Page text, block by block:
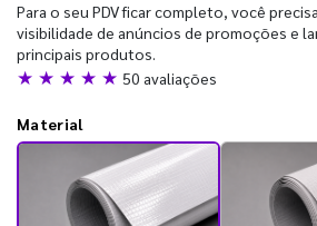
Para o seu PDV ficar completo, você
visibilidade de anúncios de promoções e
principais produtos.
★ ★ ★ ★ ★ 50 avaliações
Material